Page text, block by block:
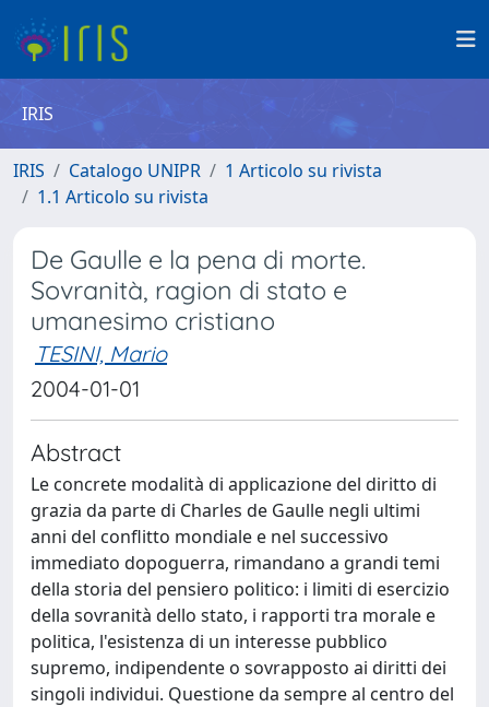
IRIS
IRIS Catalogo UNIPR
1 Articolo su rivista
1.1 Articolo su rivista
De Gaulle e la pena di morte.
Sovranità, ragion di stato e
umanesimo cristiano
TESINI, Mario
2004-01-01
Abstract
Le concrete modalità di applicazione del diritto di
grazia da parte di Charles de Gaulle negli ultimi
anni del conflitto mondiale e nel successivo
immediato dopoguerra, rimandano a grandi temi
della storia del pensiero politico: i limiti di esercizio
della sovranità dello stato, i rapporti tra morale e
politica, l'esistenza di un interesse pubblico
supremo, indipendente o sovrapposto ai diritti dei
singoli individui. Questione da sempre al centro del